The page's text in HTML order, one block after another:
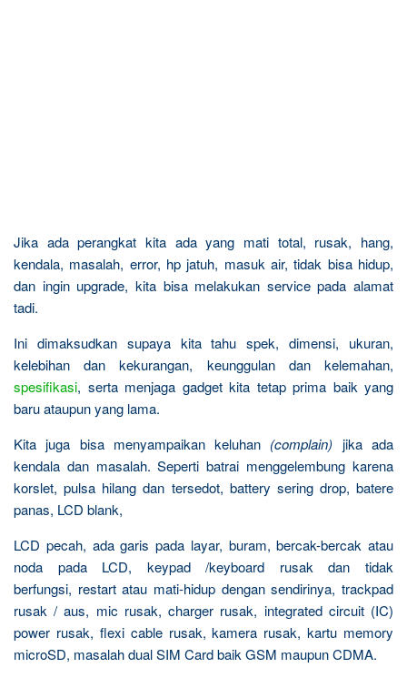
Jika ada perangkat kita ada yang mati total, rusak, hang,
kendala, masalah, error, hp jatuh, masuk air, tidak bisa hidup,
dan ingin upgrade, kita bisa melakukan service pada alamat
tadi.
Ini dimaksudkan supaya kita tahu spek, dimensi, ukuran,
kelebihan dan kekurangan, keunggulan dan kelemahan,
spesifikasi, serta menjaga gadget kita tetap prima baik yang
baru ataupun yang lama.
Kita juga bisa menyampaikan keluhan (complain) jika ada
kendala dan masalah. Seperti batrai menggelembung karena
korslet, pulsa hilang dan tersedot, battery sering drop, batere
panas, LCD blank,
LCD pecah, ada garis pada layar, buram, bercak-bercak atau
noda pada LCD, keypad /keyboard rusak dan tidak
berfungsi, restart atau mati-hidup dengan sendirinya, trackpad
rusak / aus, mic rusak, charger rusak, integrated circuit (IC)
power rusak, flexi cable rusak, kamera rusak, kartu memory
microSD, masalah dual SIM Card baik GSM maupun CDMA.